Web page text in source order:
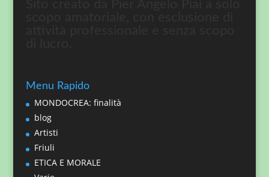
Menu Rapido
MONDOCREA: finalità
blog
Artisti
Friuli
ETICA E MORALE